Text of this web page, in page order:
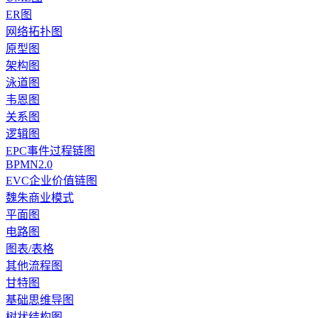
ER图
网络拓扑图
原型图
架构图
泳道图
韦恩图
关系图
逻辑图
EPC事件过程链图
BPMN2.0
EVC企业价值链图
魏朱商业模式
平面图
电路图
图表/表格
其他流程图
甘特图
基础思维导图